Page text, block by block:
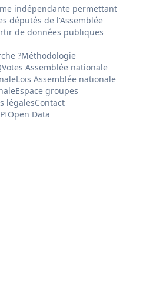
indépendante permettant
députés de l'Assemblée
de données publiques
?Méthodologie
Votes Assemblée nationale
Lois Assemblée nationale
Espace groupes
légalesContact
Open Data